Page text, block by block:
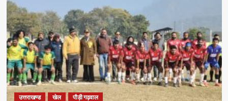
उत्तराखण्ड खेल पौड़ी गढ़वाल